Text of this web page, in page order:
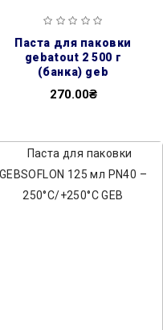
паста для паковки
gebatout 2 500 г
(банка) geb
270.00₴